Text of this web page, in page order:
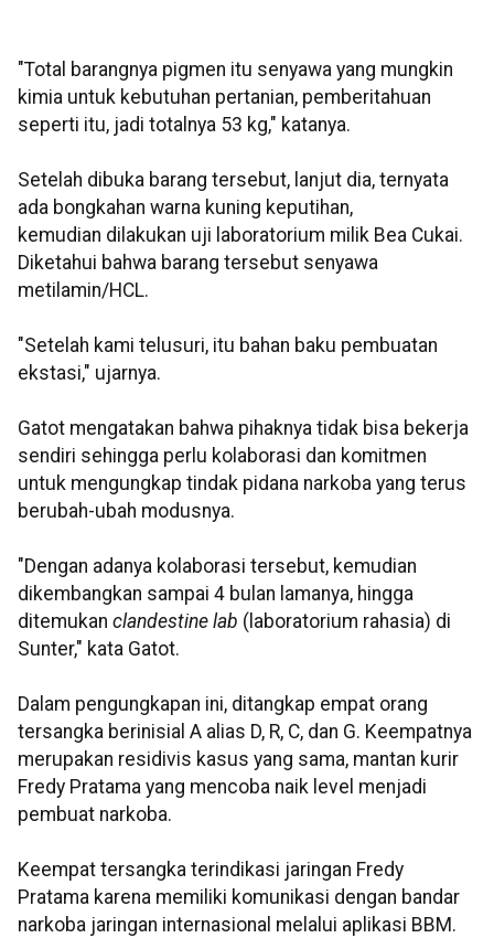
"Total barangnya pigmen itu senyawa yang mungkin
kimia untuk kebutuhan pertanian, pemberitahuan
seperti itu, jadi totalnya 53 kg," katanya.
Setelah dibuka barang tersebut, lanjut dia, ternyata
ada bongkahan warna kuning keputihan,
kemudian dilakukan uji laboratorium milik Bea Cukai.
Diketahui bahwa barang tersebut senyawa
metilamin/HCL.
"Setelah kami telusuri, itu bahan baku pembuatan
ekstasi," ujarnya.
Gatot mengatakan bahwa pihaknya tidak bisa bekerja
sendiri sehingga perlu kolaborasi dan komitmen
untuk mengungkap tindak pidana narkoba yang terus
berubah-ubah modusnya.
"Dengan adanya kolaborasi tersebut, kemudian
dikembangkan sampai 4 bulan lamanya, hingga
ditemukan clandestine lab (laboratorium rahasia) di
Sunter," kata Gatot.
Dalam pengungkapan ini, ditangkap empat orang
tersangka berinisial A alias D, R, C, dan G. Keempatnya
merupakan residivis kasus yang sama, mantan kurir
Fredy Pratama yang mencoba naik level menjadi
pembuat narkoba.
Keempat tersangka terindikasi jaringan Fredy
Pratama karena memiliki komunikasi dengan bandar
narkoba jaringan internasional melalui aplikasi BBM.